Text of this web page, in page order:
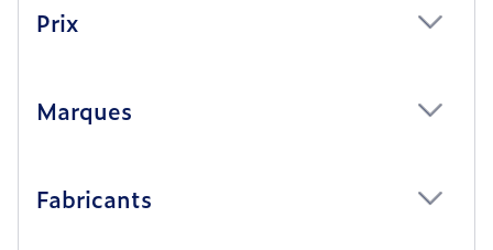
Prix
Marques
Fabricants